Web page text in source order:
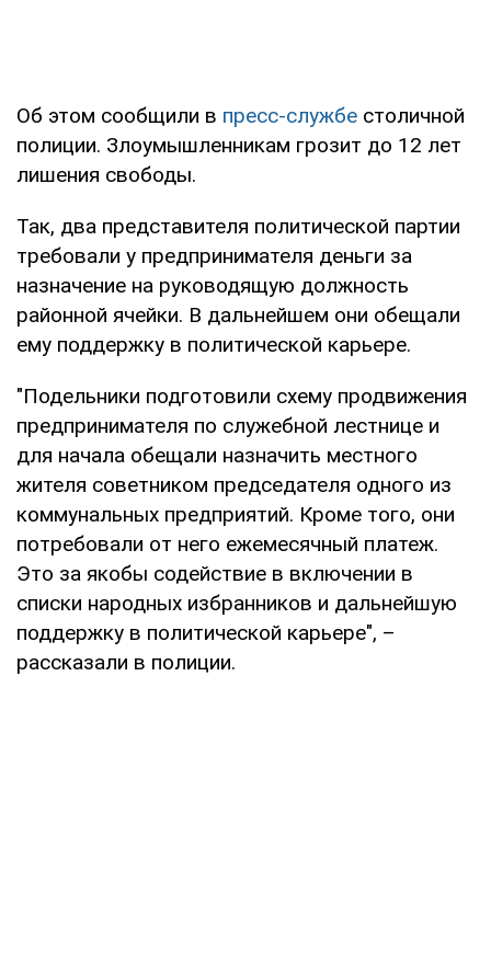
Об этом сообщили в пресс-службе столичной
полиции. Злоумышленникам грозит до 12 лет
лишения свободы.
Так, два представителя политической партии
требовали у предпринимателя деньги за
назначение на руководящую должность
районной ячейки. В дальнейшем они обещали
ему поддержку в политической карьере.
"Подельники подготовили схему продвижения
предпринимателя по служебной лестнице и
для начала обещали назначить местного
жителя советником председателя одного из
коммунальных предприятий. Кроме того, они
потребовали от него ежемесячный платеж.
Это за якобы содействие в включении в
списки народных избранников и дальнейшую
поддержку в политической карьере", –
рассказали в полиции.